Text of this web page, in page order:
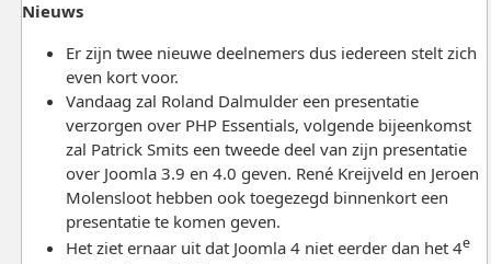
Nieuws
Er zijn twee nieuwe deelnemers dus iedereen stelt zich
even kort voor.
Vandaag zal Roland Dalmulder een presentatie
verzorgen over PHP Essentials, volgende bijeenkomst
zal Patrick Smits een tweede deel van zijn presentatie
over Joomla 3.9 en 4.0 geven. René Kreijveld en Jeroen
Molensloot hebben ook toegezegd binnenkort een
presentatie te komen geven.
Het ziet ernaar uit dat Joomla 4 niet eerder dan het 4e